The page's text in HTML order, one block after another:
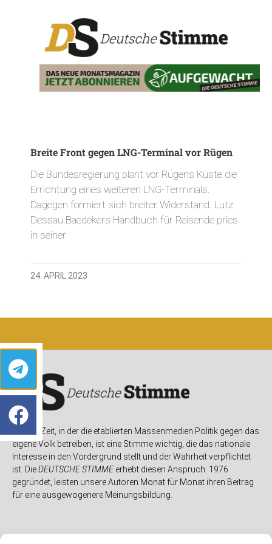
Breite Front gegen LNG-Terminal vor Rügen
Die Bundesregierung plant vor Rügens Küste die
Errichtung eines weiteren LNG-Terminals.
Dagegen formiert sich breiter Widerstand. Lutz
Dessau Baedekers Handbuch für Reisende pries
in seiner
24. APRIL 2023
In einer Zeit, in der die etablierten Massenmedien Politik gegen das
eigene Volk betreiben, ist eine Stimme wichtig, die das nationale
Interesse in den Vordergrund stellt und der Wahrheit verpflichtet
ist. DieDEUTSCHE STIMMEerhebt diesen Anspruch. 1976
gegründet, leisten unsere Autoren Monat für Monat ihren Beitrag
für eine ausgewogenere Meinungsbildung.